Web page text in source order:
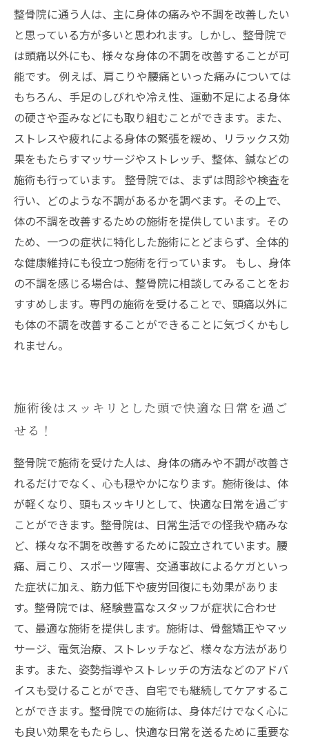
整骨院に通う人は、主に身体の痛みや不調を改善したい
と思っている方が多いと思われます。しかし、整骨院で
は頭痛以外にも、様々な身体の不調を改善することが可
能です。 例えば、肩こりや腰痛といった痛みについては
もちろん、手足のしびれや冷え性、運動不足による身体
の硬さや歪みなどにも取り組むことができます。また、
ストレスや疲れによる身体の緊張を緩め、リラックス効
果をもたらすマッサージやストレッチ、整体、鍼などの
施術も行っています。 整骨院では、まずは問診や検査を
行い、どのような不調があるかを調べます。その上で、
体の不調を改善するための施術を提供しています。その
ため、一つの症状に特化した施術にとどまらず、全体的
な健康維持にも役立つ施術を行っています。 もし、身体
の不調を感じる場合は、整骨院に相談してみることをお
すすめします。専門の施術を受けることで、頭痛以外に
も体の不調を改善することができることに気づくかもし
れません。
施術後はスッキリとした頭で快適な日常を過ご
せる！
整骨院で施術を受けた人は、身体の痛みや不調が改善さ
れるだけでなく、心も穏やかになります。施術後は、体
が軽くなり、頭もスッキリとして、快適な日常を過ごす
ことができます。整骨院は、日常生活での怪我や痛みな
ど、様々な不調を改善するために設立されています。腰
痛、肩こり、スポーツ障害、交通事故によるケガといっ
た症状に加え、筋力低下や疲労回復にも効果がありま
す。整骨院では、経験豊富なスタッフが症状に合わせ
て、最適な施術を提供します。施術は、骨盤矯正やマッ
サージ、電気治療、ストレッチなど、様々な方法があり
ます。また、姿勢指導やストレッチの方法などのアドバ
イスも受けることができ、自宅でも継続してケアするこ
とができます。整骨院での施術は、身体だけでなく心に
も良い効果をもたらし、快適な日常を送るために重要な